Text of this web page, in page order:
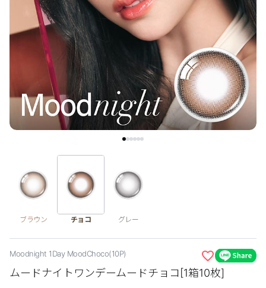
グレー
ブラック
ヘーゼル
グリーン
ブルー
ハロウィンカラコン
ケア用品
EYEしてる
総合掲示板
カスタマーサービス
ショッピングガイド
ブラウン チョコ グレー
Moodnight 1Day MoodChoco(10P)
ムードナイトワンデームードチョコ[1箱10枚]